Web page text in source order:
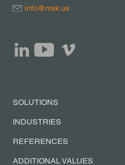
info@msk.us
SOLUTIONS
INDUSTRIES
REFERENCES
ADDITIONAL VALUES